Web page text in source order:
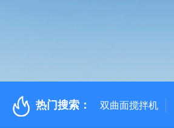
热门搜索： 双曲面搅拌机